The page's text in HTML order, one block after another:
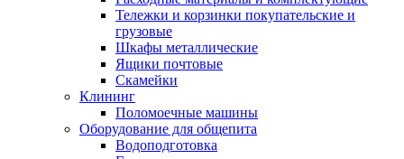
Тележки и корзинки покупательские и
грузовые
Шкафы металлические
Ящики почтовые
Скамейки
Клининг
Поломоечные машины
Оборудование для общепита
Водоподготовка